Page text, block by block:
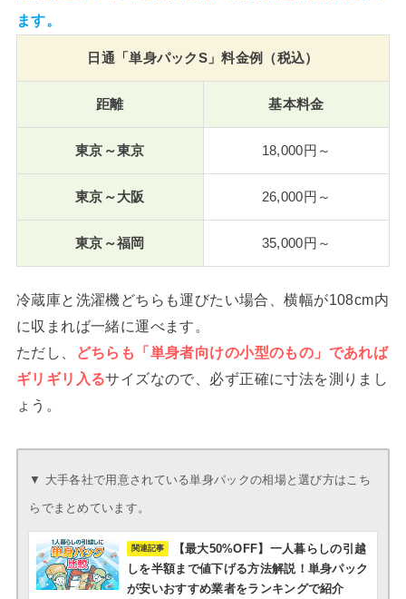
度全てクリアして荷物の選択をしてください
ます。
日通「単身パックS」料金例（税込）
距離 基本料金
東京～東京 18,000円～
東京～大阪 26,000円～
東京～福岡 35,000円～
冷蔵庫と洗濯機どちらも運びたい場合、横幅が108cm内
に収まれば一緒に運べます。
ただし、
どちらも「単身者向けの小型のもの」であれば
ギリギリ入るサイズなので、必ず正確に寸法を測りまし
ょう。
▼ 大手各社で用意されている単身パックの相場と選び方はこち
らでまとめています。
【最大50%OFF】一人暮らしの引越
しを半額まで値下げる方法解説！単身パック
が安いおすすめ業者をランキングで紹介